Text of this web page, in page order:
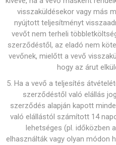
visszaküldésekor vagy más
nyújtott teljesítményt
vevőt nem terheli
szerződéstől, az eladó nem
vevőnek, mielőtt a vevő
hogy az árut
5. Ha a vevő a teljesítés
szerződéstől való elállás
szerződés alapján kapott
való elállástól számított 14
lehetséges (pl. időközben
elhasználták vagy olyan módon